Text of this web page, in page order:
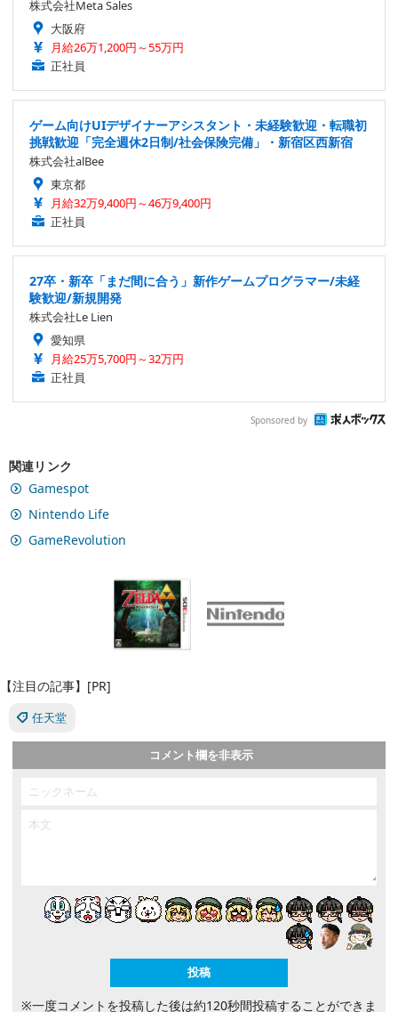
株式会社Meta Sales
大阪府
月給26万1,200円～55万円
正社員
ゲーム向けUIデザイナーアシスタント・未経験歓迎・転職初
挑戦歓迎「完全週休2日制/社会保険完備」・新宿区西新宿
株式会社alBee
東京都
月給32万9,400円～46万9,400円
正社員
27卒・新卒「まだ間に合う」新作ゲームプログラマー/未経
験歓迎/新規開発
株式会社Le Lien
愛知県
月給25万5,700円～32万円
正社員
Sponsored by
関連リンク
Gamespot
Nintendo Life
GameRevolution
【注目の記事】[PR]
任天堂
コメント欄を非表示
※一度コメントを投稿した後は約120秒間投稿することができま